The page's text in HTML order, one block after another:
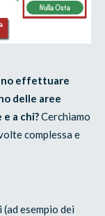
effettuare
delle aree
a chi?Cerchiamo
complessa e
esempio dei